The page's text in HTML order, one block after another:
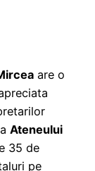
are o
Ateneului
35 de
pe